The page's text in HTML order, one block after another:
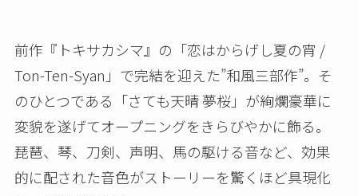
前作『トキサカシマ』の「恋はからげし夏の宵 /
Ton-Ten-Syan」で完結を迎えた”和風三部作”。そ
のひとつである「さても天晴 夢桜」が絢爛豪華に
変貌を遂げてオープニングをきらびやかに飾る。
琵琶、琴、刀剣、声明、馬の駆ける音など、効果
的に配された音色がストーリーを驚くほど具現化